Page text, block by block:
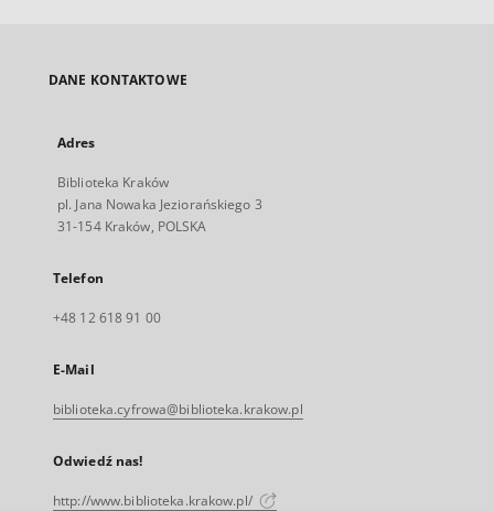
DANE KONTAKTOWE
Adres
Biblioteka Kraków
pl. Jana Nowaka Jeziorańskiego 3
31-154 Kraków, POLSKA
Telefon
+48 12 618 91 00
E-Mail
biblioteka.cyfrowa@biblioteka.krakow.pl
Odwiedź nas!
http://www.biblioteka.krakow.pl/